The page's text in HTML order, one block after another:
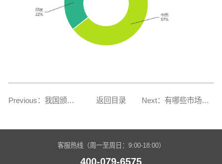
Previous：我国颁布的关于建筑的部分标准 返回目录 Next：有哪些市场政策来促进二氧化碳的减排
客服热线（周一至周日：9:00-18:00）
400-079-6575